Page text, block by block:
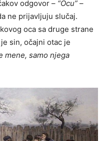
odgovor – “Ocu” –
ne prijavljuju slučaj.
oca sa druge strane
sin, očajni otac je
mene, samo njega